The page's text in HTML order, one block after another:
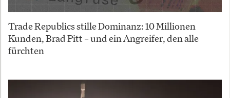
Trade Republics stille Dominanz: 10 Millionen
Kunden, Brad Pitt – und ein Angreifer, den alle
fürchten